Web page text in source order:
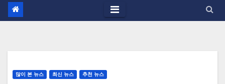
많이 본 뉴스 최신 뉴스 추천 뉴스